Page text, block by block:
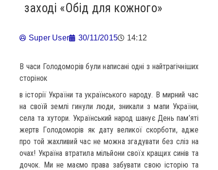
заході «Обід для кожного»
Super User 30/11/2015 14:12
В часи Голодоморів були написані одні з найтрагічніших
сторінок
в історії України та українського народу. В мирний час
на своїй землі гинули люди, зникали з мапи України,
села та хутори. Український народ шанує День пам’яті
жертв Голодоморів як дату великої скорботи, адже
про той жахливий час не можна згадувати без сліз на
очах! Україна втратила мільйони своїх кращих синів та
дочок. Ми не маємо права забувати свою історію та